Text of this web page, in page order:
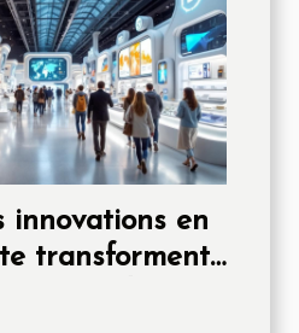
innovations en
transforment-